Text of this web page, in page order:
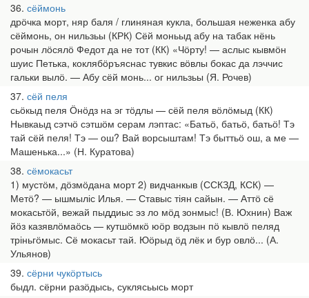
36 сёймонь
дрӧчка морт, няр баля / глиняная кукла, большая неженка абу
сёймонь, он нильзьы (КРК) Сёй моньыд абу на табак нёнь
рочын лӧсялӧ Федот да не тот (КК) «Чӧрту! — аслыс кывмӧн
шуис Петька, коклябӧръяснас тувкис вӧвлы бокас да лэччис
гальки вылӧ. — Абу сёй монь... ог нильзьы (Я. Рочев)
37 сёй пеля
сьӧкыд пеля Ӧнӧдз на эг тӧдлы — сёй пеля вӧлӧмыд (КК)
Нывкаыд сэтчӧ сэтшӧм серам лэптас: «Батьӧ, батьӧ, батьӧ! Тэ
тай сёй пеля! Тэ — ош? Вай ворсыштам! Тэ быттьӧ ош, а ме —
Машенька...» (Н. Куратова)
38 сёмокасьт
1) мустӧм, дӧзмӧдана морт 2) видчанкыв (ССКЗД, КСК) —
Метӧ? — ышмыліс Илья. — Ставыс тіян сайын. — Аттӧ сё
мокасьтӧй, вежай пыддиыс эз ло мӧд зонмыс! (В. Юхнин) Важ
йӧз казявлӧмаӧсь — кутшӧмкӧ юӧр водзын пӧ кывлӧ пеляд
тріньгӧмыс. Сё мокасьт тай. Юӧрыд ӧд лёк и бур овлӧ... (А.
Ульянов)
39 сёрни чукӧртысь
быдл. сёрни разӧдысь, суклясьысь морт